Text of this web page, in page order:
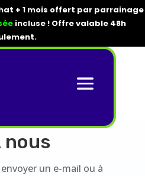
+ 1 mois offert par parrainage
incluse ! Offre valable 48h
nous
un e-mail ou à